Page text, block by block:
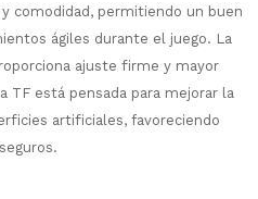
comodidad, permitiendo un buen
ágiles durante el juego. La
ajuste firme y mayor
TF está pensada para mejorar la
artificiales, favoreciendo
y Pagá
hasta en 12
tocar tu
crédito
con tu cédula!
crediticia.
para comprar
Después:
comprar usando Pago
comprar en las cuotas
oferta, lamentamos
por cualquier duda
mal!